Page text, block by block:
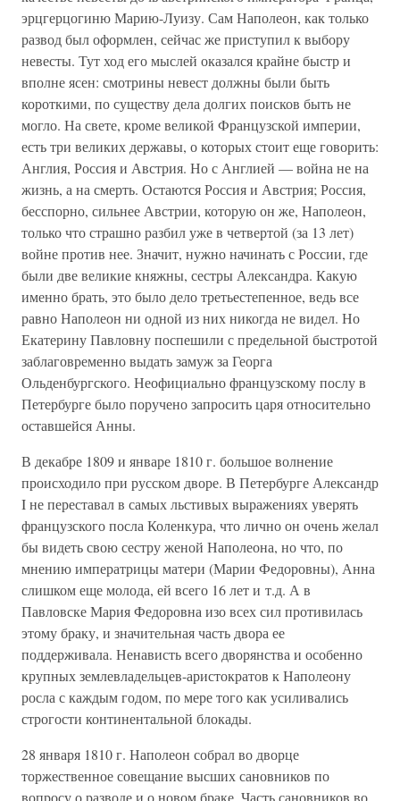
эрцгерцогиню Марию-Луизу. Сам Наполеон, как только
развод был оформлен, сейчас же приступил к выбору
невесты. Тут ход его мыслей оказался крайне быстр и
вполне ясен: смотрины невест должны были быть
короткими, по существу дела долгих поисков быть не
могло. На свете, кроме великой Французской империи,
есть три великих державы, о которых стоит еще говорить:
Англия, Россия и Австрия. Но с Англией — война не на
жизнь, а на смерть. Остаются Россия и Австрия; Россия,
бесспорно, сильнее Австрии, которую он же, Наполеон,
только что страшно разбил уже в четвертой (за 13 лет)
войне против нее. Значит, нужно начинать с России, где
были две великие княжны, сестры Александра. Какую
именно брать, это было дело третьестепенное, ведь все
равно Наполеон ни одной из них никогда не видел. Но
Екатерину Павловну поспешили с предельной быстротой
заблаговременно выдать замуж за Георга
Ольденбургского. Неофициально французскому послу в
Петербурге было поручено запросить царя относительно
оставшейся Анны.
В декабре 1809 и январе 1810 г. большое волнение
происходило при русском дворе. В Петербурге Александр
I не переставал в самых льстивых выражениях уверять
французского посла Коленкура, что лично он очень желал
бы видеть свою сестру женой Наполеона, но что, по
мнению императрицы матери (Марии Федоровны), Анна
слишком еще молода, ей всего 16 лет и т.д. А в
Павловске Мария Федоровна изо всех сил противилась
этому браку, и значительная часть двора ее
поддерживала. Ненависть всего дворянства и особенно
крупных землевладельцев-аристократов к Наполеону
росла с каждым годом, по мере того как усиливались
строгости континентальной блокады.
28 января 1810 г. Наполеон собрал во дворце
торжественное совещание высших сановников по
вопросу о разводе и о новом браке. Часть сановников во